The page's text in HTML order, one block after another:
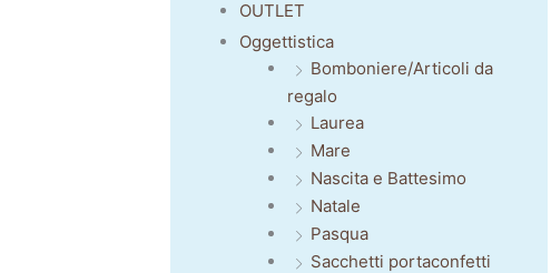
OUTLET
Oggettistica
Bomboniere/Articoli da
regalo
Laurea
Mare
Nascita e Battesimo
Natale
Pasqua
Sacchetti portaconfetti